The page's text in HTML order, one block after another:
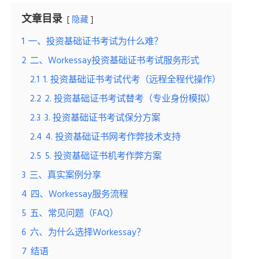
文章目录 隐藏
1 一、投资基础证书考试为什么难？
2 二、Workessay投资基础证书考试服务形式
2.1 1. 投资基础证书考试代考（远程全程代操作）
2.2 2. 投资基础证书考试替考（专业身份模拟）
2.3 3. 投资基础证书考试保分方案
2.4 4. 投资基础证书网考作弊技术支持
2.5 5. 投资基础证书机考作弊方案
3 三、真实案例分享
4 四、Workessay服务流程
5 五、常见问题（FAQ）
6 六、为什么选择Workessay？
7 结语